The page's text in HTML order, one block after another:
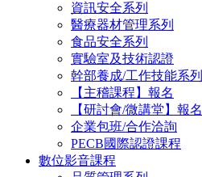
資訊安全系列
醫療器材管理系列
食品安全系列
實驗室及技術認證
幹部養成/工作技能系列
【主稽課程】報名
【研討會/微講堂】報名
企業包班/合作洽詢
PECB國際認證課程
數位影音課程